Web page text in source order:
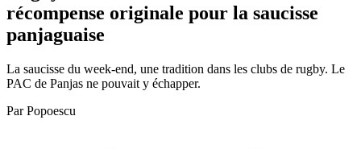
récompense originale pour la saucisse
panjaguaise
La saucisse du week-end, une tradition dans les clubs de rugby. Le
PAC de Panjas ne pouvait y échapper.
Par Popoescu